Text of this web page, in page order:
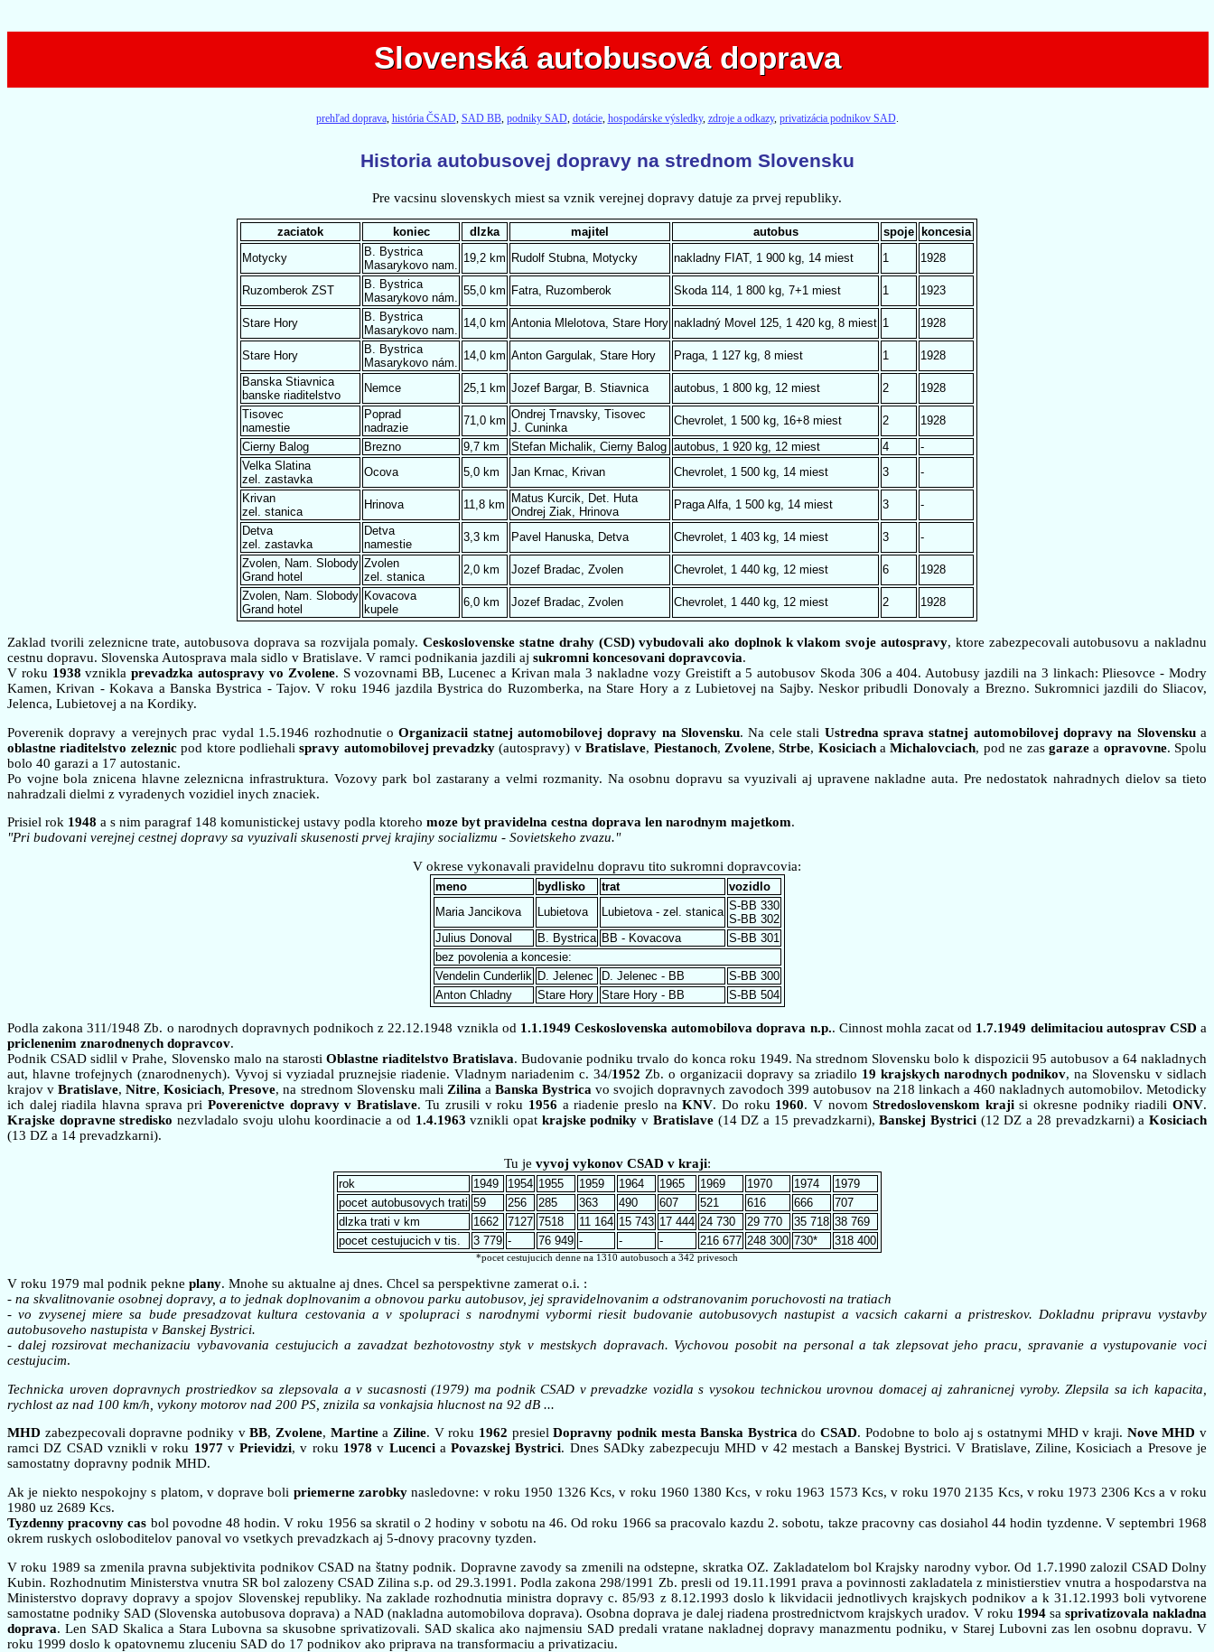
Slovenská autobusová doprava
Slovenská autobusová doprava
prehľad doprava, história ČSAD, SAD BB, podniky SAD, dotácie, hospodárske výsledky, zdroje a odkazy, privatizácia podnikov SAD.
Historia autobusovej dopravy na strednom Slovensku
Pre vacsinu slovenskych miest sa vznik verejnej dopravy datuje za prvej republiky.
zaciatok koniec dlzka majitel autobus spoje
koncesia
Motycky
B. Bystrica
Masarykovo nam.
19,2 km Rudolf Stubna, Motycky nakladny FIAT, 1 900 kg, 14 miest 1 1928
Ruzomberok ZST
B. Bystrica
Masarykovo nám.
55,0 km Fatra, Ruzomberok Skoda 114, 1 800 kg, 7+1 miest 1 1923
Stare Hory
B. Bystrica
Masarykovo nam.
14,0 km Antonia Mlelotova, Stare Hory nakladný Movel 125, 1 420 kg, 8 miest 1 1928
Stare Hory
B. Bystrica
Masarykovo nám.
14,0 km Anton Gargulak, Stare Hory Praga, 1 127 kg, 8 miest 1
1928
Banska Stiavnica
banske riaditelstvo
Nemce 25,1 km Jozef Bargar, B. Stiavnica autobus, 1 800 kg, 12 miest 2
1928
Tisovec
namestie
Poprad
nadrazie
71,0 km Ondrej Trnavsky, Tisovec
J. Cuninka
Chevrolet, 1 500 kg, 16+8 miest 2
1928
Cierny Balog
Brezno 9,7 km Stefan Michalik, Cierny Balog autobus, 1 920 kg, 12 miest 4
-
Velka Slatina
zel. zastavka
Ocova 5,0 km Jan Krnac, Krivan Chevrolet, 1 500 kg, 14 miest 3
-
Krivan
zel. stanica
Hrinova 11,8 km
Matus Kurcik, Det. Huta
Ondrej Ziak, Hrinova
Praga Alfa, 1 500 kg, 14 miest 3
-
Detva
zel. zastavka
Detva
namestie
3,3 km Pavel Hanuska, Detva Chevrolet, 1 403 kg, 14 miest 3
-
Zvolen, Nam. Slobody
Grand hotel
Zvolen
zel. stanica
2,0 km Jozef Bradac, Zvolen Chevrolet, 1 440 kg, 12 miest 6
1928
Zvolen, Nam. Slobody
Grand hotel
Kovacova
kupele
6,0 km Jozef Bradac, Zvolen Chevrolet, 1 440 kg, 12 miest 2 1928
Zaklad tvorili zeleznicne trate, autobusova doprava sa rozvijala pomaly.Ceskoslovenske statne drahy (CSD) vybudovali ako doplnok k vlakom svoje autospravy, ktore zabezpecovali autobusovu a nakladnu
cestnu dopravu. Slovenska Autosprava mala sidlo v Bratislave. V ramci podnikania jazdili aj sukromni koncesovani dopravcovia.
V roku 1938 vzniklaprevadzka autospravy vo Zvolene. S vozovnami BB, Lucenec a Krivan mala 3 nakladne vozy Greistift a 5 autobusov Skoda 306 a 404. Autobusy jazdili na 3 linkach: Pliesovce - Modry
Kamen, Krivan - Kokava a Banska Bystrica - Tajov. V roku 1946 jazdila Bystrica do Ruzomberka, na Stare Hory a z Lubietovej na Sajby. Neskor pribudli Donovaly a Brezno. Sukromnici jazdili do Sliacov,
Jelenca, Lubietovej a na Kordiky.
Poverenik dopravy a verejnych prac vydal 1.5.1946 rozhodnutie oOrganizacii statnej automobilovej dopravy na Slovensku. Na cele stali Ustredna sprava statnej automobilovej dopravy na Slovenskua
oblastne riaditelstvo zeleznicpod ktore podliehalispravy automobilovej prevadzky (autospravy) vBratislave, Piestanoch, Zvolene,Strbe, KosiciachaMichalovciach, pod ne zas garazea opravovne. Spolu
bolo 40 garazi a 17 autostanic.
Po vojne bola znicena hlavne zeleznicna infrastruktura. Vozovy park bol zastarany a velmi rozmanity. Na osobnu dopravu sa vyuzivali aj upravene nakladne auta. Pre nedostatok nahradnych dielov sa tieto
nahradzali dielmi z vyradenych vozidiel inych znaciek.
Prisiel rok 1948 a s nim paragraf 148 komunistickej ustavy podla ktoreho moze byt pravidelna cestna doprava len narodnym majetkom.
"Pri budovani verejnej cestnej dopravy sa vyuzivali skusenosti prvej krajiny socializmu - Sovietskeho zvazu."
V okrese vykonavali pravidelnu dopravu tito sukromni dopravcovia:
meno bydlisko trat
vozidlo
Maria Jancikova
Lubietova Lubietova - zel. stanica S-BB 330
S-BB 302
Julius Donoval
B. Bystrica BB - Kovacova
S-BB 301
bez povolenia a koncesie:
Vendelin Cunderlik D. Jelenec D. Jelenec - BB
S-BB 300
Anton Chladny
Stare Hory Stare Hory - BB S-BB 504
Podla zakona 311/1948 Zb. o narodnych dopravnych podnikoch z 22.12.1948 vznikla od 1.1.1949 Ceskoslovenska automobilova doprava n.p.. Cinnost mohla zacat od 1.7.1949 delimitaciou autosprav CSD a
priclenenim znarodnenych dopravcov.
Podnik CSAD sidlil v Prahe, Slovensko malo na starosti Oblastne riaditelstvo Bratislava. Budovanie podniku trvalo do konca roku 1949. Na strednom Slovensku bolo k dispozicii 95 autobusov a 64 nakladnych
aut, hlavne trofejnych (znarodnenych). Vyvoj si vyziadal pruznejsie riadenie. Vladnym nariadenim c. 34/1952 Zb. o organizacii dopravy sa zriadilo 19 krajskych narodnych podnikov, na Slovensku v sidlach
krajov vBratislave,Nitre,Kosiciach,Presove, na strednom Slovensku mali Zilina a Banska Bystrica vo svojich dopravnych zavodoch 399 autobusov na 218 linkach a 460 nakladnych automobilov. Metodicky
ich dalej riadila hlavna sprava pri Poverenictve dopravy v Bratislave. Tu zrusili v roku 1956 a riadenie preslo naKNV. Do roku 1960. V novomStredoslovenskom krajisi okresne podniky riadiliONV.
Krajske dopravne stredisko nezvladalo svoju ulohu koordinacie a od 1.4.1963 vznikli opat krajske podniky v Bratislave(14 DZ a 15 prevadzkarni),Banskej Bystrici (12 DZ a 28 prevadzkarni) aKosiciach
(13 DZ a 14 prevadzkarni).
Tu je vyvoj vykonov CSAD v kraji:
rok 1949 1954 1955 1959 1964 1965 1969 1970 1974
1979
pocet autobusovych trati 59 256 285 363 490 607 521 616 666
707
dlzka trati v km
1662 7127 7518 11 164 15 743 17 444 24 730 29 770 35 718 38 769
pocet cestujucich v tis.
3 779 - 76 949 - - - 216 677 248 300 730* 318 400
*pocet cestujucich denne na 1310 autobusoch a 342 privesoch
V roku 1979 mal podnik pekne plany. Mnohe su aktualne aj dnes. Chcel sa perspektivne zamerat o.i. :
- na skvalitnovanie osobnej dopravy, a to jednak doplnovanim a obnovou parku autobusov, jej spravidelnovanim a odstranovanim poruchovosti na tratiach
- vo zvysenej miere sa bude presadzovat kultura cestovania a v spolupraci s narodnymi vybormi riesit budovanie autobusovych nastupist a vacsich cakarni a pristreskov. Dokladnu pripravu vystavby
autobusoveho nastupista v Banskej Bystrici.
- dalej rozsirovat mechanizaciu vybavovania cestujucich a zavadzat bezhotovostny styk v mestskych dopravach. Vychovou posobit na personal a tak zlepsovat jeho pracu, spravanie a vystupovanie voci
cestujucim.
Technicka uroven dopravnych prostriedkov sa zlepsovala a v sucasnosti (1979) ma podnik CSAD v prevadzke vozidla s vysokou technickou urovnou domacej aj zahranicnej vyroby. Zlepsila sa ich kapacita,
rychlost az nad 100 km/h, vykony motorov nad 200 PS, znizila sa vonkajsia hlucnost na 92 dB ...
MHD zabezpecovali dopravne podniky vBB, Zvolene, Martinea Ziline. V roku 1962 presielDopravny podnik mesta Banska BystricadoCSAD. Podobne to bolo aj s ostatnymi MHD v kraji. Nove MHD v
ramci DZ CSAD vznikli v roku 1977vPrievidzi, v roku 1978 v LucenciaPovazskej Bystrici. Dnes SADky zabezpecuju MHD v 42 mestach a Banskej Bystrici. V Bratislave, Ziline, Kosiciach a Presove je
samostatny dopravny podnik MHD.
Ak je niekto nespokojny s platom, v doprave boli priemerne zarobky nasledovne: v roku 1950 1326 Kcs, v roku 1960 1380 Kcs, v roku 1963 1573 Kcs, v roku 1970 2135 Kcs, v roku 1973 2306 Kcs a v roku
1980 uz 2689 Kcs.
Tyzdenny pracovny cas bol povodne 48 hodin. V roku 1956 sa skratil o 2 hodiny v sobotu na 46. Od roku 1966 sa pracovalo kazdu 2. sobotu, takze pracovny cas dosiahol 44 hodin tyzdenne. V septembri 1968
okrem ruskych osloboditelov panoval vo vsetkych prevadzkach aj 5-dnovy pracovny tyzden.
V roku 1989 sa zmenila pravna subjektivita podnikov CSAD na štatny podnik. Dopravne zavody sa zmenili na odstepne, skratka OZ. Zakladatelom bol Krajsky narodny vybor. Od 1.7.1990 zalozil CSAD Dolny
Kubin. Rozhodnutim Ministerstva vnutra SR bol zalozeny CSAD Zilina s.p. od 29.3.1991. Podla zakona 298/1991 Zb. presli od 19.11.1991 prava a povinnosti zakladatela z ministierstiev vnutra a hospodarstva na
Ministerstvo dopravy dopravy a spojov Slovenskej republiky. Na zaklade rozhodnutia ministra dopravy c. 85/93 z 8.12.1993 doslo k likvidacii jednotlivych krajskych podnikov a k 31.12.1993 boli vytvorene
samostatne podniky SAD (Slovenska autobusova doprava) a NAD (nakladna automobilova doprava). Osobna doprava je dalej riadena prostrednictvom krajskych uradov. V roku 1994sa sprivatizovala nakladna
doprava. Len SAD Skalica a Stara Lubovna sa skusobne sprivatizovali. SAD skalica ako najmensiu SAD predali vratane nakladnej dopravy manazmentu podniku, v Starej Lubovni zas len osobnu dopravu. V
roku 1999 doslo k opatovnemu zluceniu SAD do 17 podnikov ako priprava na transformaciu a privatizaciu.